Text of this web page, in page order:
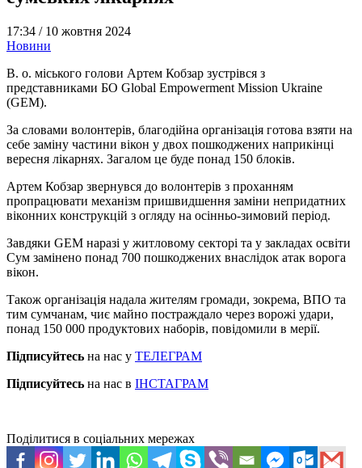
17:34 / 10 жовтня 2024
Новини
В. о. міського голови Артем Кобзар зустрівся з
представниками БО Global Empowerment Mission Ukraine
(GEM).
За словами волонтерів, благодійна організація готова взяти на
себе заміну частини вікон у двох пошкоджених наприкінці
вересня лікарнях. Загалом це буде понад 150 блоків.
Артем Кобзар звернувся до волонтерів з проханням
пропрацювати механізм пришвидшення заміни непридатних
віконних конструкцій з огляду на осінньо-зимовий період.
Завдяки GEM наразі у житловому секторі та у закладах освіти
Сум замінено понад 700 пошкоджених внаслідок атак ворога
вікон.
Також організація надала жителям громади, зокрема, ВПО та
тим сумчанам, чиє майно постраждало через ворожі удари,
понад 150 000 продуктових наборів, повідомили в мерії.
Підписуйтесь на нас у ТЕЛЕГРАМ
Підписуйтесь на нас в ІНСТАГРАМ
Поділитися в соціальних мережах